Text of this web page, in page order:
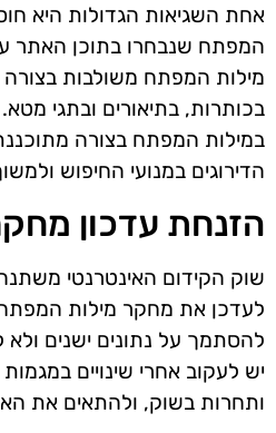
אחת השגיאות הגדולות היא
המפתח שנבחרו בתוכן האתר
מילות המפתח משולבות
בכותרות, בתיאורים ובתגי
במילות המפתח בצורה
הדירוגים במנועי החיפוש
הזנחת עדכון
שוק הקידום האינטרנטי
לעדכן את מחקר מילות
להסתמך על נתונים ישנים
יש לעקוב אחרי שינויים
ותחרות בשוק, ולהתאים את